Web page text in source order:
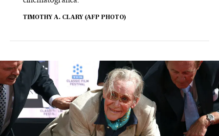
TIMOTHY A. CLARY (AFP PHOTO)